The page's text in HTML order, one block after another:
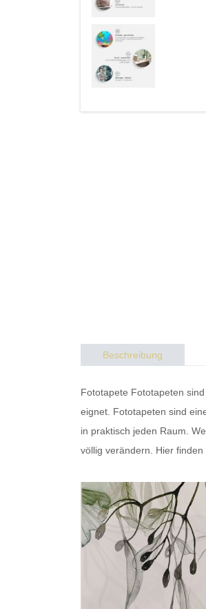
Beschreibung
Fototapete Fototapeten
eignet. Fototapeten sind
in praktisch jeden Raum.
völlig verändern. Hier finden